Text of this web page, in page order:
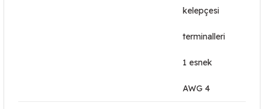
kelepçesi
terminalleri
1 esnek
AWG 4